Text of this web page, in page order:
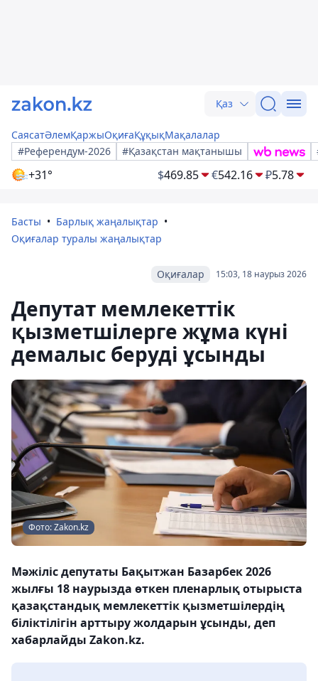
Қаз
СаясатӘлемҚаржыОқиғаҚұқықМақалалар
#Референдум-2026
#Қазақстан мақтанышы
+31° $469.85 €542.16 ₽5.78
Басты
Барлық жаңалықтар
Оқиғалар туралы жаңалықтар
15:03, 18 наурыз 2026
Оқиғалар
Депутат мемлекеттік
қызметшілерге жұма күні
демалыс беруді ұсынды
Фото: Zakon.kz
Мәжіліс депутаты Бақытжан Базарбек 2026
жылғы 18 наурызда өткен пленарлық отырыста
қазақстандық мемлекеттік қызметшілердің
біліктілігін арттыру жолдарын ұсынды, деп
хабарлайды Zakon.kz.